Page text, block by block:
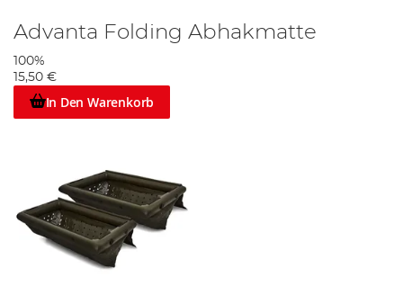
Advanta Folding Abhakmatte
100%
15,50 €
In Den Warenkorb